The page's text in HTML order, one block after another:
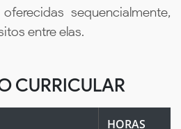
sequencialmente,
entre elas.
CURRICULAR
HORAS